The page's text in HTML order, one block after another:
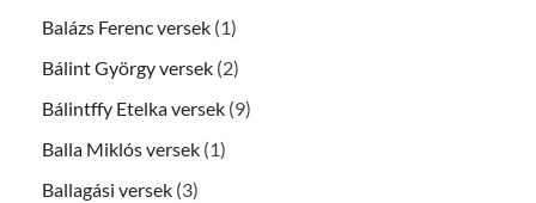
Balázs Ferenc versek (1)
Bálint György versek (2)
Bálintffy Etelka versek (9)
Balla Miklós versek (1)
Ballagási versek (3)